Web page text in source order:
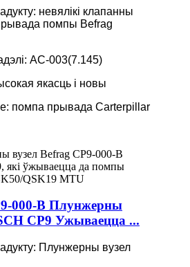
невялікі клапанны
помпы Befrag
AC-003(7.145)
якасць і новы
помпа прывада Carterpillar
000-B Плунжерны
CP9 Ужываецца ...
Плунжерны вузел